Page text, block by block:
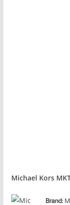
Michael Kors
Brand: